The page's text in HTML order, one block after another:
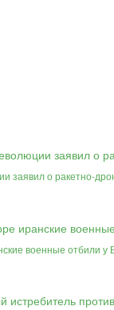
заявил о ракетно-
военные отбили